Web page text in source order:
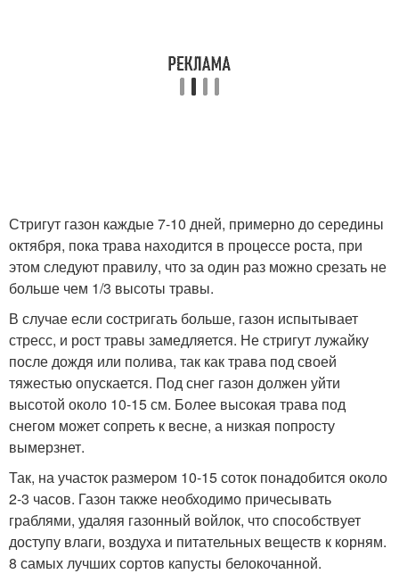
Стригут газон каждые 7-10 дней, примерно до середины
октября, пока трава находится в процессе роста, при
этом следуют правилу, что за один раз можно срезать не
больше чем 1/3 высоты травы.
В случае если состригать больше, газон испытывает
стресс, и рост травы замедляется. Не стригут лужайку
после дождя или полива, так как трава под своей
тяжестью опускается. Под снег газон должен уйти
высотой около 10-15 см. Более высокая трава под
снегом может сопреть к весне, а низкая попросту
вымерзнет.
Так, на участок размером 10-15 соток понадобится около
2-3 часов. Газон также необходимо причесывать
граблями, удаляя газонный войлок, что способствует
доступу влаги, воздуха и питательных веществ к корням.
8 самых лучших сортов капусты белокочанной.